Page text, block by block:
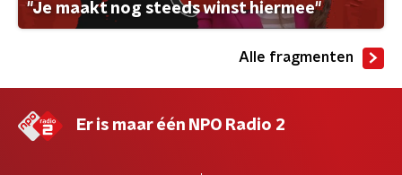
"Je maakt nog steeds winst hiermee"
Alle fragmenten
Er is maar één NPO Radio 2